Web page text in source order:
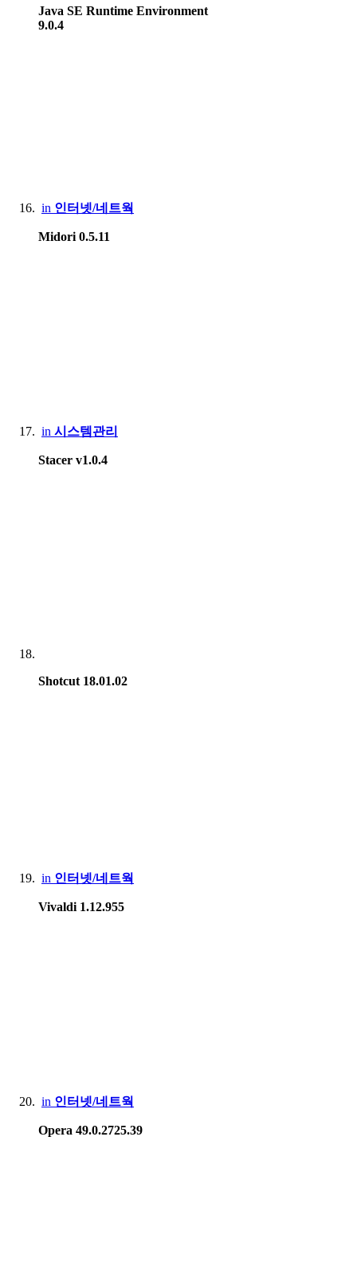
Java SE Runtime Environment
9.0.4
in 인터넷/네트웍
Midori 0.5.11
in 시스템관리
Stacer v1.0.4
Shotcut 18.01.02
in 인터넷/네트웍
Vivaldi 1.12.955
in 인터넷/네트웍
Opera 49.0.2725.39